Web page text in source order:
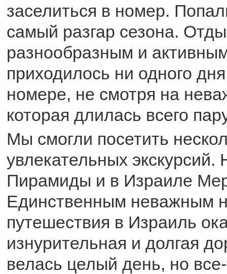
заселиться в номер.
самый разгар сезона.
разнообразным и
приходилось ни одного
номере, не смотря на
которая длилась всего
Мы смогли посетить
увлекательных
Пирамиды и в Израиле
Единственным неважным
путешествия в Израиль
изнурительная и долгая
велась целый день, но